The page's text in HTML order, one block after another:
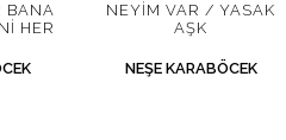
BANA
HER
NEYIM VAR / YASAK
AŞK
NEŞE KARABÖCEK